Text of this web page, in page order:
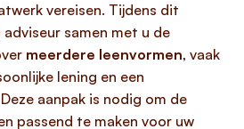
vereisen. Tijdens dit
samen met u de
meerdere leenvormen, vaak
lening en een
aanpak is nodig om de
passend te maken voor uw